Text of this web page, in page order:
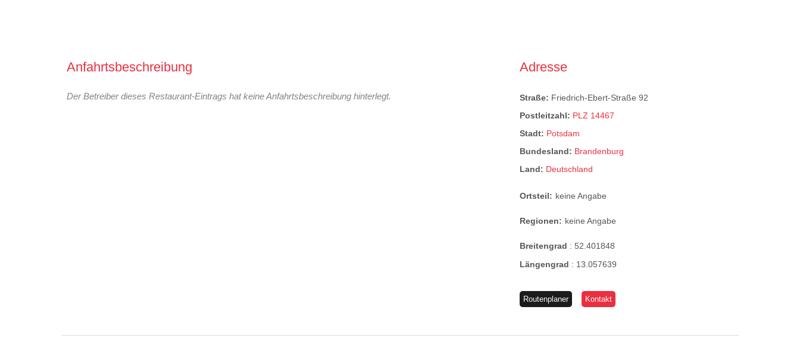
Anfahrtsbeschreibung
Der Betreiber dieses Restaurant-Eintrags hat keine Anfahrtsbeschreibung hinterlegt.
Adresse
Straße: Friedrich-Ebert-Straße 92
Postleitzahl: PLZ 14467
Stadt: Potsdam
Bundesland: Brandenburg
Land: Deutschland
Ortsteil: keine Angabe
Regionen: keine Angabe
Breitengrad :52.401848
Längengrad : 13.057639
Routenplaner Kontakt